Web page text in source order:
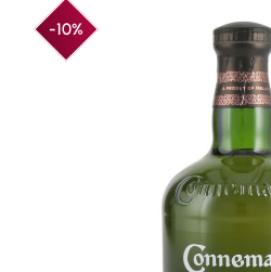
-10%